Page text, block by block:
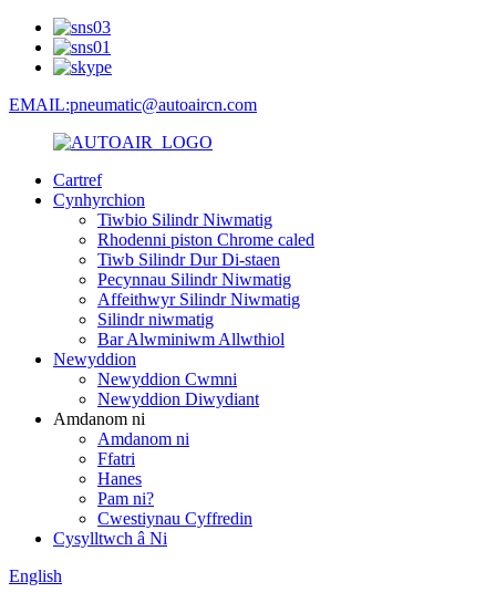
EMAIL:pneumatic@autoaircn.com
Cartref
Cynhyrchion
Tiwbio Silindr Niwmatig
Rhodenni piston Chrome caled
Tiwb Silindr Dur Di-staen
Pecynnau Silindr Niwmatig
Affeithwyr Silindr Niwmatig
Silindr niwmatig
Bar Alwminiwm Allwthiol
Newyddion
Newyddion Cwmni
Newyddion Diwydiant
Amdanom ni
Amdanom ni
Ffatri
Hanes
Pam ni?
Cwestiynau Cyffredin
Cysylltwch â Ni
English